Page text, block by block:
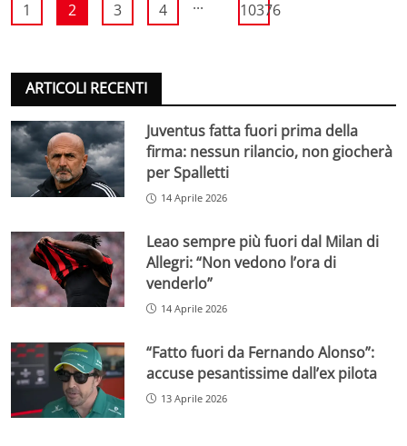
1 2 3 4 10376
ARTICOLI RECENTI
Juventus fatta fuori prima della
firma: nessun rilancio, non giocherà
per Spalletti
14 Aprile 2026
Leao sempre più fuori dal Milan di
Allegri: “Non vedono l’ora di
venderlo”
14 Aprile 2026
“Fatto fuori da Fernando Alonso”:
accuse pesantissime dall’ex pilota
13 Aprile 2026